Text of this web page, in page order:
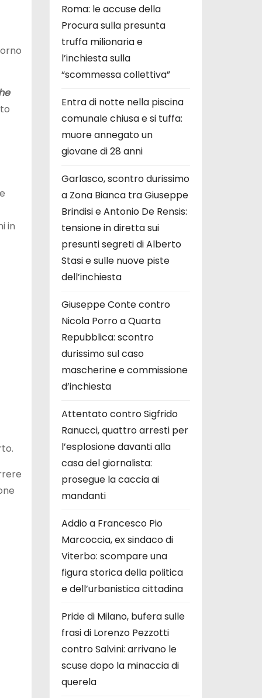
in
Roma: le accuse della
Procura sulla presunta
truffa milionaria e
l’inchiesta sulla
“scommessa collettiva”
Entra di notte nella piscina
comunale chiusa e si tuffa:
muore annegato un
giovane di 28 anni
Garlasco, scontro durissimo
a Zona Bianca tra Giuseppe
Brindisi e Antonio De Rensis:
tensione in diretta sui
presunti segreti di Alberto
Stasi e sulle nuove piste
dell’inchiesta
Giuseppe Conte contro
Nicola Porro a Quarta
Repubblica: scontro
durissimo sul caso
mascherine e commissione
d’inchiesta
Attentato contro Sigfrido
Ranucci, quattro arresti per
l’esplosione davanti alla
casa del giornalista:
prosegue la caccia ai
mandanti
Addio a Francesco Pio
Marcoccia, ex sindaco di
Viterbo: scompare una
figura storica della politica
e dell’urbanistica cittadina
Pride di Milano, bufera sulle
frasi di Lorenzo Pezzotti
contro Salvini: arrivano le
scuse dopo la minaccia di
querela